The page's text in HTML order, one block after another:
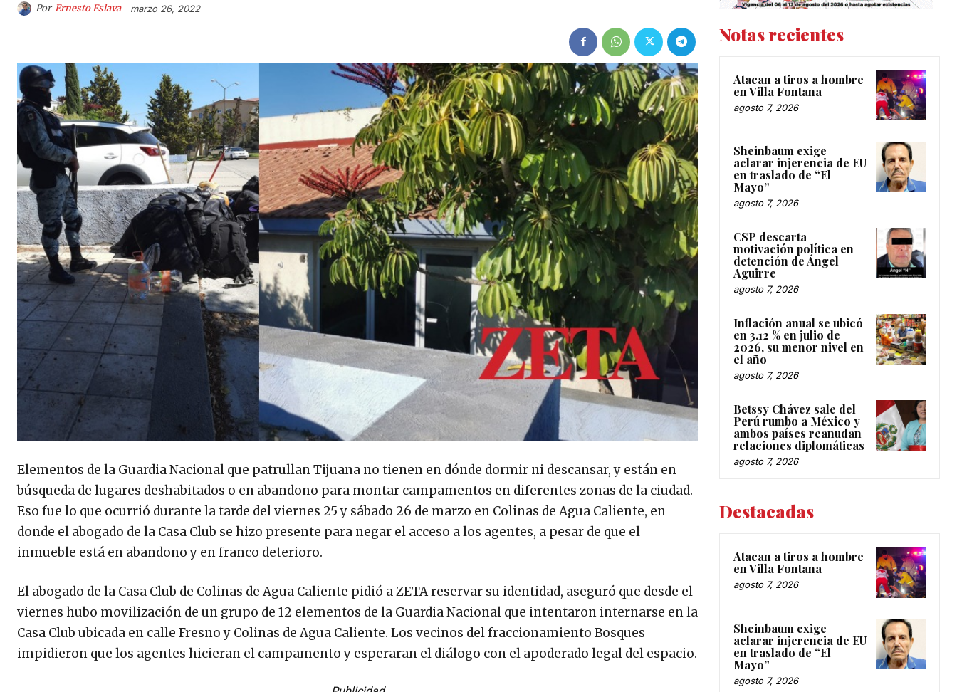
Por Ernesto Eslava marzo 26, 2022
Elementos de la Guardia Nacional que patrullan Tijuana no tienen en dónde dormir ni descansar, y están en
búsqueda de lugares deshabitados o en abandono para montar campamentos en diferentes zonas de la ciudad.
Eso fue lo que ocurrió durante la tarde del viernes 25 y sábado 26 de marzo en Colinas de Agua Caliente, en
donde el abogado de la Casa Club se hizo presente para negar el acceso a los agentes, a pesar de que el
inmueble está en abandono y en franco deterioro.
El abogado de la Casa Club de Colinas de Agua Caliente pidió a ZETA reservar su identidad, aseguró que desde el
viernes hubo movilización de un grupo de 12 elementos de la Guardia Nacional que intentaron internarse en la
Casa Club ubicada en calle Fresno y Colinas de Agua Caliente. Los vecinos del fraccionamiento Bosques
impidieron que los agentes hicieran el campamento y esperaran el diálogo con el apoderado legal del espacio.
Notas recientes
Atacan a tiros a hombre
en Villa Fontana
agosto 7, 2026
Sheinbaum exige
aclarar injerencia de EU
en traslado de “El
Mayo”
agosto 7, 2026
CSP descarta
motivación política en
detención de Ángel
Aguirre
agosto 7, 2026
Inflación anual se ubicó
en 3.12 % en julio de
2026, su menor nivel en
el año
agosto 7, 2026
Betssy Chávez sale del
Perú rumbo a México y
ambos países reanudan
relaciones diplomáticas
agosto 7, 2026
Destacadas
Atacan a tiros a hombre
en Villa Fontana
agosto 7, 2026
Sheinbaum exige
aclarar injerencia de EU
en traslado de “El
Mayo”
agosto 7, 2026